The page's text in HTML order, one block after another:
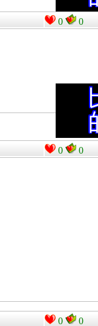
0 0
0 0
0 0